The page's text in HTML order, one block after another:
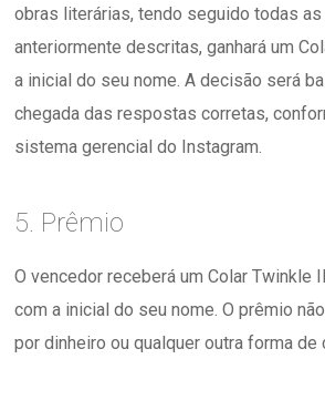
obras literárias, tendo seguido todas as
anteriormente descritas, ganhará um
a inicial do seu nome. A decisão será
chegada das respostas corretas,
sistema gerencial do Instagram.
5. Prêmio
O vencedor receberá um Colar Twinkle
com a inicial do seu nome. O prêmio
por dinheiro ou qualquer outra forma de